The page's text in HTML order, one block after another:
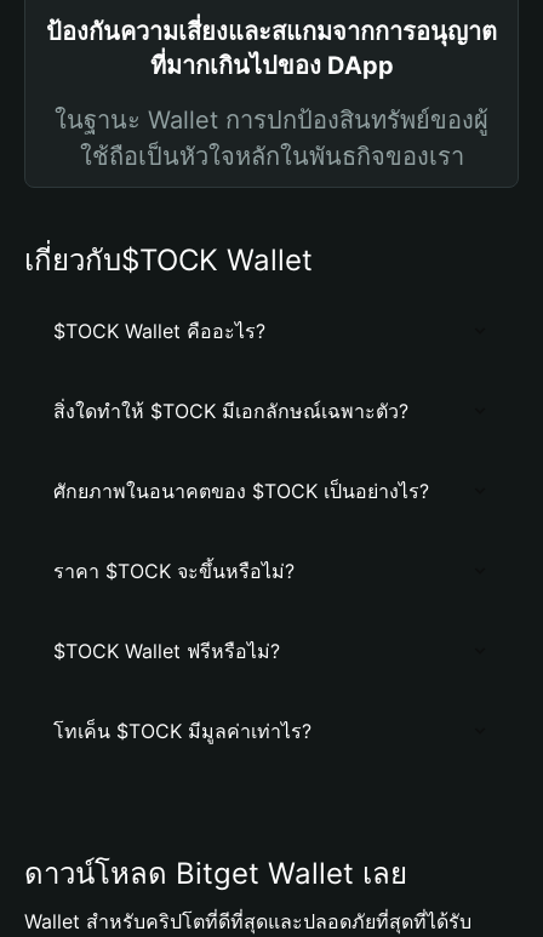
ป้องกันความเสี่ยงและสแกมจากการอนุญาต
ที่มากเกินไปของ DApp
ในฐานะ Wallet การปกป้องสินทรัพย์ของผู้
ใช้ถือเป็นหัวใจหลักในพันธกิจของเรา
เกี่ยวกับ$TOCK Wallet
$TOCK Wallet คืออะไร?
สิ่งใดทำให้ $TOCK มีเอกลักษณ์เฉพาะตัว?
ศักยภาพในอนาคตของ $TOCK เป็นอย่างไร?
ราคา $TOCK จะขึ้นหรือไม่?
$TOCK Wallet ฟรีหรือไม่?
โทเค็น $TOCK มีมูลค่าเท่าไร?
ดาวน์โหลด Bitget Wallet เลย
Wallet สำหรับคริปโตที่ดีที่สุดและปลอดภัยที่สุดที่ได้รับ